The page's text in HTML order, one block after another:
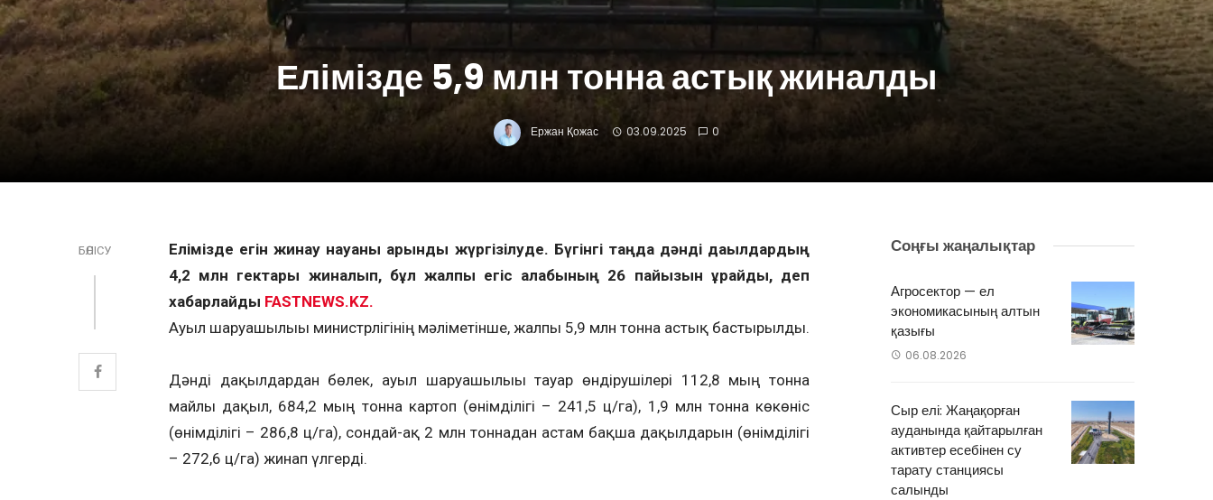
Елімізде 5,9 млн тонна астық жиналды
Ержан Қожас 03.09.2025 0
БӨЛІСУ
Елімізде егін жинау науқаны қарқынды жүргізілуде. Бүгінгі таңда дәнді дақылдардың
4,2 млн гектары жиналып, бұл жалпы егіс алқабының 26 пайызын құрайды, деп
хабарлайды FASTNEWS.KZ.
Ауыл шаруашылығы министрлігінің мәліметінше, жалпы 5,9 млн тонна астық бастырылды.
Дәнді дақылдардан бөлек, ауыл шаруашылығы тауар өндірушілері 112,8 мың тонна
майлы дақыл, 684,2 мың тонна картоп (өнімділігі – 241,5 ц/га), 1,9 млн тонна көкөніс
(өнімділігі – 286,8 ц/га), сондай-ақ 2 млн тоннадан астам бақша дақылдарын (өнімділігі
– 272,6 ц/га) жинап үлгерді.
Соңғы жаңалықтар
Агросектор — ел
экономикасының алтын
қазығы
06.08.2026
Сыр елі: Жаңақорған
ауданында қайтарылған
активтер есебінен су
тарату станциясы
салынды